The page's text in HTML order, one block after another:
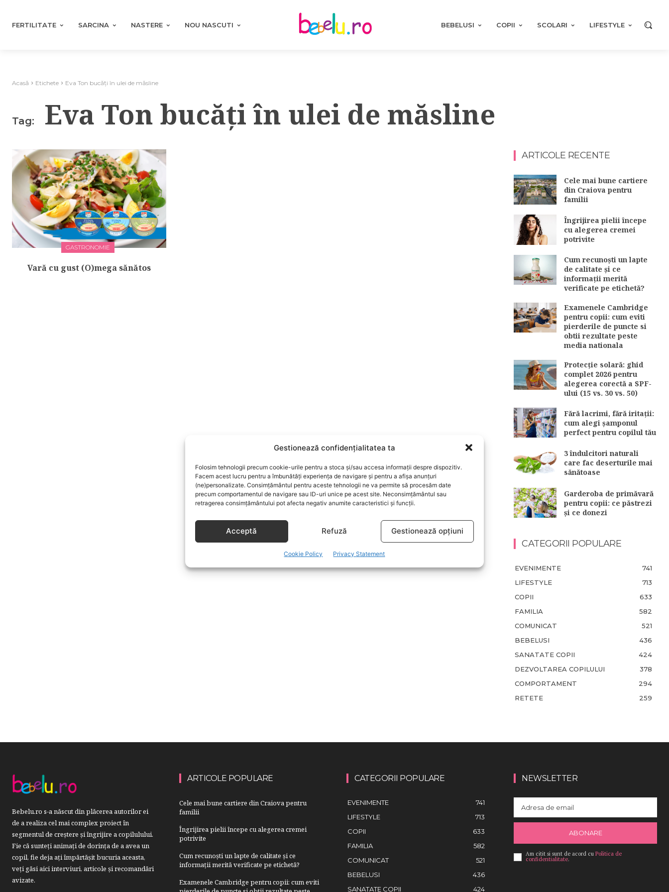
Gestionează confidențialitatea ta
Folosim tehnologii precum cookie-urile pentru a stoca și/sau accesa informații despre dispozitiv.
Facem acest lucru pentru a îmbunătăți experiența de navigare și pentru a afișa anunțuri
(ne)personalizate. Consimțământul pentru aceste tehnologii ne va permite să procesăm date
precum comportamentul de navigare sau ID-uri unice pe acest site. Neconsimțământul sau
retragerea consimțământului pot afecta negativ anumite caracteristici și funcții.
Acceptă Refuză Gestionează opțiuni
Cookie Policy Privacy Statement
FERTILITATE SARCINA NASTERE NOU NASCUTI BEBELUSI COPII SCOLARI LIFESTYLE
Acasă Etichete Eva Ton bucăţi în ulei de măsline
Tag: Eva Ton bucăţi în ulei de măsline
GASTRONOMIE
Vară cu gust (O)mega sănătos
ARTICOLE RECENTE
Cele mai bune cartiere
din Craiova pentru
familii
Îngrijirea pielii începe
cu alegerea cremei
potrivite
Cum recunoști un lapte
de calitate și ce
informații merită
verificate pe etichetă?
Examenele Cambridge
pentru copii: cum eviti
pierderile de puncte si
obtii rezultate peste
media nationala
Protecție solară: ghid
complet 2026 pentru
alegerea corectă a SPF-
ului (15 vs. 30 vs. 50)
Fără lacrimi, fără iritații:
cum alegi șamponul
perfect pentru copilul tău
3 îndulcitori naturali
care fac deserturile mai
sănătoase
Garderoba de primăvară
pentru copii: ce păstrezi
și ce donezi
CATEGORII POPULARE
EVENIMENTE
741
LIFESTYLE
713
COPII
633
FAMILIA
582
COMUNICAT
521
BEBELUSI
436
SANATATE COPII
424
DEZVOLTAREA COPILULUI
378
COMPORTAMENT
294
RETETE
259
Bebelu.ro s-a născut din plăcerea autorilor ei
de a realiza cel mai complex proiect în
segmentul de creştere şi îngrijire a copilulului.
Fie că sunteţi animaţi de dorinţa de a avea un
copil, fie deja aţi împărtăşit bucuria aceasta,
veți găsi aici interviuri, articole şi recomandări
avizate.
ARTICOLE POPULARE
Cele mai bune cartiere din Craiova pentru
familii
Îngrijirea pielii începe cu alegerea cremei
potrivite
Cum recunoști un lapte de calitate și ce
informații merită verificate pe etichetă?
Examenele Cambridge pentru copii: cum eviti
CATEGORII POPULARE
EVENIMENTE
741
LIFESTYLE
713
COPII
633
FAMILIA
582
COMUNICAT
521
BEBELUSI
436
SANATATE COPII
424
NEWSLETTER
ABONARE
Am citit si sunt de acord cu Politica de
confidentialitate.